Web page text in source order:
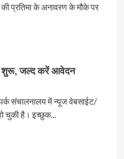
की प्रतिमा के अनावरण के मौके पर
शुरू, जल्द करें आवेदन
संचालनालय में न्यूज वेबसाईट/
चुकी है। इच्छुक...